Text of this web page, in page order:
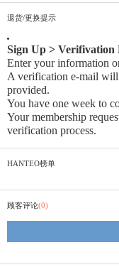
退货/更换提示
Sign Up > Verifivation
Enter your information
A verification e-mail will
provided.
You have one week to
Your membership
verification process.
HANTEO榜单
顾客评论(0)